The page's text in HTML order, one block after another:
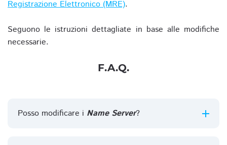
Registrazione Elettronico (MRE).
Seguono le istruzioni dettagliate in base alle modifiche
necessarie.
F.A.Q.
Posso modificare i Name Server?